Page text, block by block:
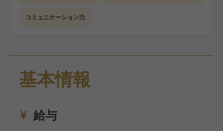
まずはあなたの経験に合わせて、できることからお任
すので、ご安心ください。
【県外からの挑戦を歓迎します】
全国のみなさんに軽井沢で働くチャンスを広げたいと
す。
コミュニケーション力
基本情報
給与